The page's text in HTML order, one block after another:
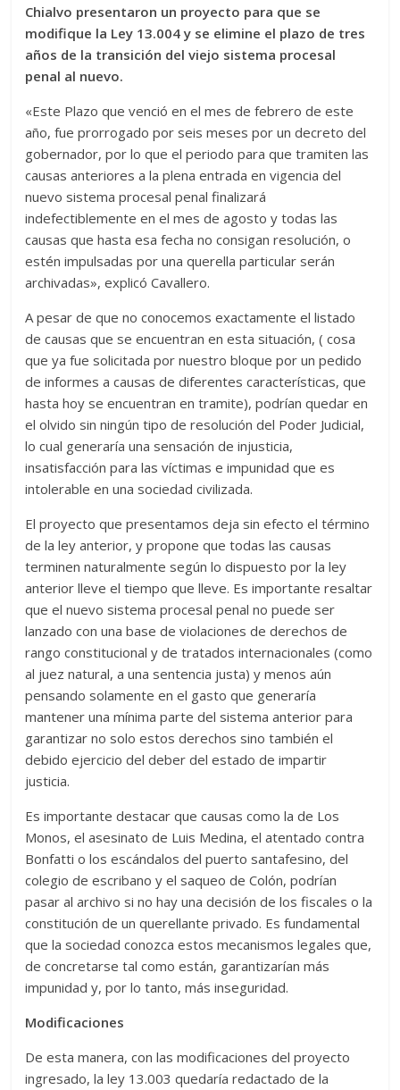
Chialvo presentaron un proyecto para que se
modifique la Ley 13.004 y se elimine el plazo de tres
años de la transición del viejo sistema procesal
penal al nuevo.
«Este Plazo que venció en el mes de febrero de este
año, fue prorrogado por seis meses por un decreto del
gobernador, por lo que el periodo para que tramiten las
causas anteriores a la plena entrada en vigencia del
nuevo sistema procesal penal finalizará
indefectiblemente en el mes de agosto y todas las
causas que hasta esa fecha no consigan resolución, o
estén impulsadas por una querella particular serán
archivadas», explicó Cavallero.
A pesar de que no conocemos exactamente el listado
de causas que se encuentran en esta situación, ( cosa
que ya fue solicitada por nuestro bloque por un pedido
de informes a causas de diferentes características, que
hasta hoy se encuentran en tramite), podrían quedar en
el olvido sin ningún tipo de resolución del Poder Judicial,
lo cual generaría una sensación de injusticia,
insatisfacción para las víctimas e impunidad que es
intolerable en una sociedad civilizada.
El proyecto que presentamos deja sin efecto el término
de la ley anterior, y propone que todas las causas
terminen naturalmente según lo dispuesto por la ley
anterior lleve el tiempo que lleve. Es importante resaltar
que el nuevo sistema procesal penal no puede ser
lanzado con una base de violaciones de derechos de
rango constitucional y de tratados internacionales (como
al juez natural, a una sentencia justa) y menos aún
pensando solamente en el gasto que generaría
mantener una mínima parte del sistema anterior para
garantizar no solo estos derechos sino también el
debido ejercicio del deber del estado de impartir
justicia.
Es importante destacar que causas como la de Los
Monos, el asesinato de Luis Medina, el atentado contra
Bonfatti o los escándalos del puerto santafesino, del
colegio de escribano y el saqueo de Colón, podrían
pasar al archivo si no hay una decisión de los fiscales o la
constitución de un querellante privado. Es fundamental
que la sociedad conozca estos mecanismos legales que,
de concretarse tal como están, garantizarían más
impunidad y, por lo tanto, más inseguridad.
Modificaciones
De esta manera, con las modificaciones del proyecto
ingresado, la ley 13.003 quedaría redactado de la